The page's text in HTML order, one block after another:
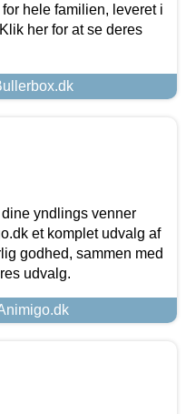
hele familien, leveret i
her for at se deres
yndlings venner
et komplet udvalg af
godhed, sammen med
udvalg.